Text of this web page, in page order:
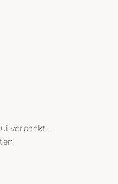
verpackt –